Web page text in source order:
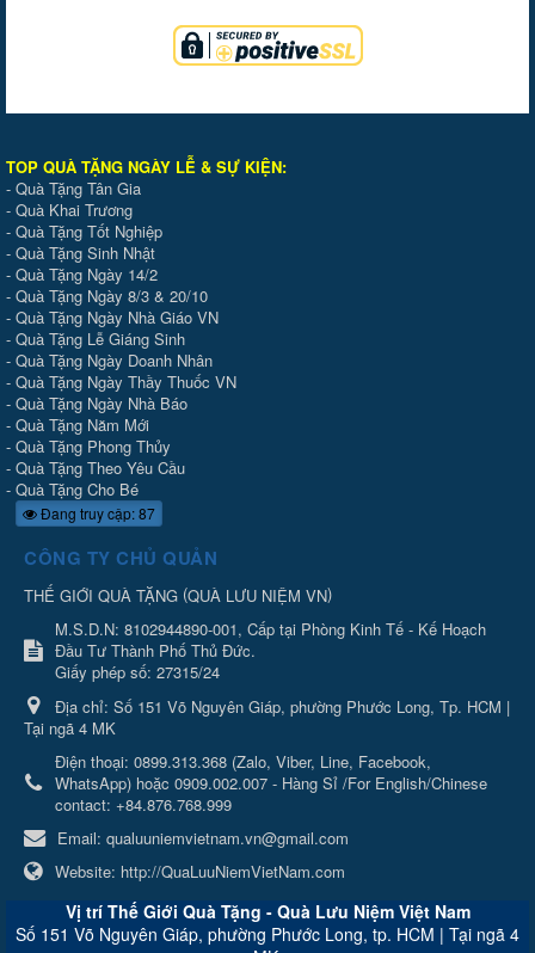
TOP QUÀ TẶNG NGÀY LỄ & SỰ KIỆN:
- Quà Tặng Tân Gia
- Quà Khai Trương
- Quà Tặng Tốt Nghiệp
- Quà Tặng Sinh Nhật
- Quà Tặng Ngày 14/2
- Quà Tặng Ngày 8/3 & 20/10
- Quà Tặng Ngày Nhà Giáo VN
- Quà Tặng Lễ Giáng Sinh
- Quà Tặng Ngày Doanh Nhân
- Quà Tặng Ngày Thầy Thuốc VN
- Quà Tặng Ngày Nhà Báo
- Quà Tặng Năm Mới
- Quà Tặng Phong Thủy
- Quà Tặng Theo Yêu Cầu
- Quà Tặng Cho Bé
Đang truy cập: 87
CÔNG TY CHỦ QUẢN
THẾ GIỚI QUÀ TẶNG (QUÀ LƯU NIỆM VN)
M.S.D.N: 8102944890-001, Cấp tại Phòng Kinh Tế - Kế Hoạch
Đầu Tư Thành Phố Thủ Đức.
Giấy phép số: 27315/24
Địa chỉ: Số 151 Võ Nguyên Giáp, phường Phước Long, Tp. HCM |
Tại ngã 4 MK
Điện thoại: 0899.313.368 (Zalo, Viber, Line, Facebook,
WhatsApp) hoặc 0909.002.007 - Hàng Sỉ /For English/Chinese
contact: +84.876.768.999
Email: qualuuniemvietnam.vn@gmail.com
Website: http://QuaLuuNiemVietNam.com
Vị trí Thế Giới Quà Tặng - Quà Lưu Niệm Việt Nam
Số 151 Võ Nguyên Giáp, phường Phước Long, tp. HCM | Tại ngã 4